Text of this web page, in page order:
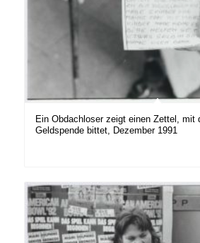
Ein Obdachloser zeigt einen Zettel, mit
Geldspende bittet, Dezember 1991